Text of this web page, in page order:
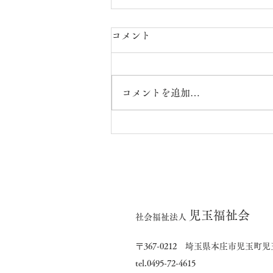
7月の出来事（楓・橘ユニッ
コメント
コメントを追加…
社会福祉法人 児玉福祉会
〒367-0212 埼玉県本庄市児玉町児
tel.0495-72-4615